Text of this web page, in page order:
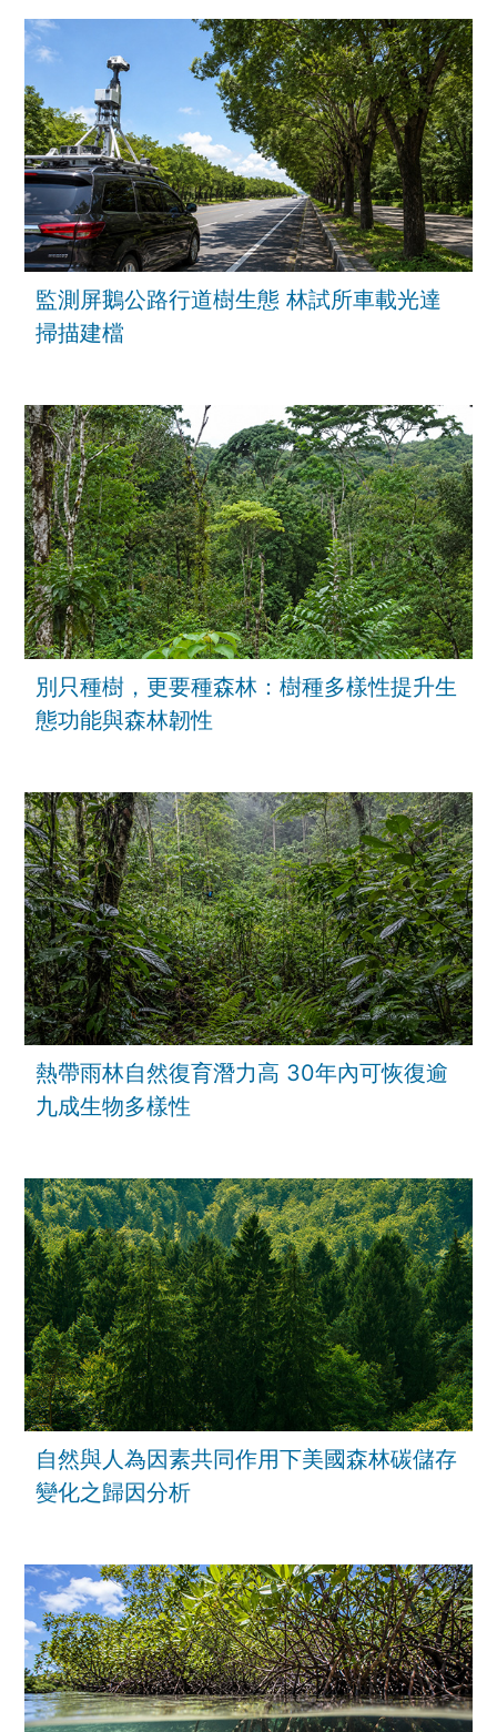
監測屏鵝公路行道樹生態 林試所車載光達
掃描建檔
別只種樹，更要種森林：樹種多樣性提升生
態功能與森林韌性
熱帶雨林自然復育潛力高 30年內可恢復逾
九成生物多樣性
自然與人為因素共同作用下美國森林碳儲存
變化之歸因分析